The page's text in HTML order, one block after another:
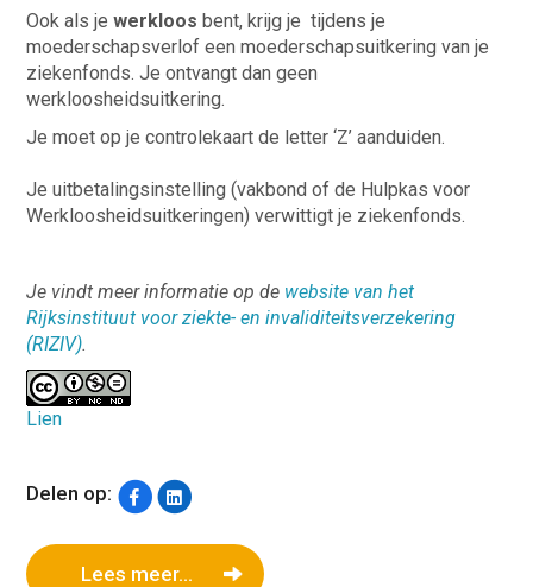
Ook als jewerkloos bent, krijg je tijdens je
moederschapsverlof een moederschapsuitkering van je
ziekenfonds. Je ontvangt dan geen
werkloosheidsuitkering.
Je moet op je controlekaart de letter ‘Z’ aanduiden.
Je uitbetalingsinstelling (vakbond of de Hulpkas voor
Werkloosheidsuitkeringen) verwittigt je ziekenfonds.
Je vindt meer informatie op de website van het
Rijksinstituut voor ziekte- en invaliditeitsverzekering
(RIZIV).
Lien
Delen op:
Lees meer...